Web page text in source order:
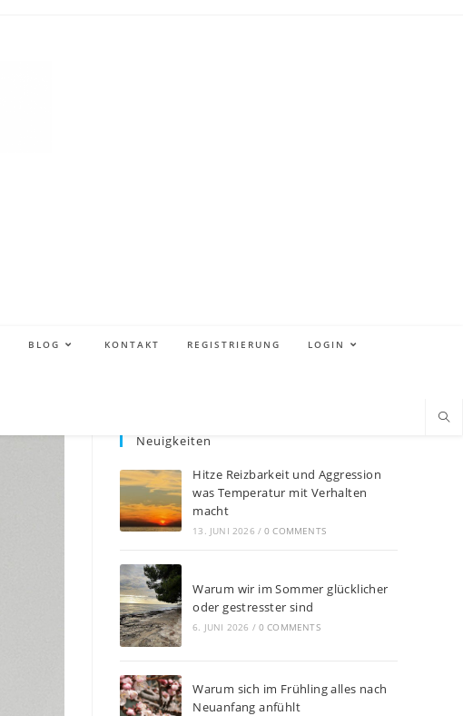
BLOG KONTAKT REGISTRIERUNG LOGIN
Neuigkeiten
Hitze Reizbarkeit und Aggression
was Temperatur mit Verhalten
macht
13. JUNI 2026 / 0 COMMENTS
Warum wir im Sommer glücklicher
oder gestresster sind
6. JUNI 2026 / 0 COMMENTS
Warum sich im Frühling alles nach
Neuanfang anfühlt